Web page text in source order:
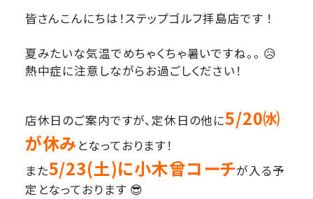
皆さんこんにちは！ステップゴルフ拝島店です ！
夏みたいな気温でめちゃくちゃ暑いですね。。 😥
熱中症に注意しながらお過ごしください！
店休日のご案内ですが、定休日の他に5/20㈬
が休み となっております！
また5/23(土)に小木曾コーチが入る予
定となっております 😎